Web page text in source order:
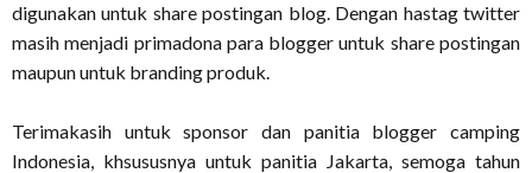
digunakan untuk share postingan blog. Dengan hastag twitter
masih menjadi primadona para blogger untuk share postingan
maupun untuk branding produk.
Terimakasih untuk sponsor dan panitia blogger camping
Indonesia, khsususnya untuk panitia Jakarta, semoga tahun